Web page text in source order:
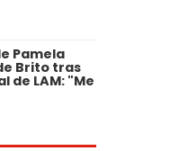
Pamela
Brito tras
de LAM: "Me